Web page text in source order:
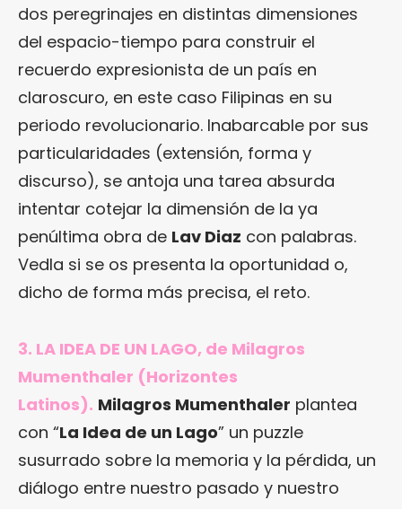
dos peregrinajes en distintas dimensiones
del espacio-tiempo para construir el
recuerdo expresionista de un país en
claroscuro, en este caso Filipinas en su
periodo revolucionario. Inabarcable por sus
particularidades (extensión, forma y
discurso), se antoja una tarea absurda
intentar cotejar la dimensión de la ya
penúltima obra de Lav Diaz con palabras.
Vedla si se os presenta la oportunidad o,
dicho de forma más precisa, el reto.
3. LA IDEA DE UN LAGO, de Milagros
Mumenthaler (Horizontes
Latinos). Milagros Mumenthaler plantea
con “La Idea de un Lago” un puzzle
susurrado sobre la memoria y la pérdida, un
diálogo entre nuestro pasado y nuestro